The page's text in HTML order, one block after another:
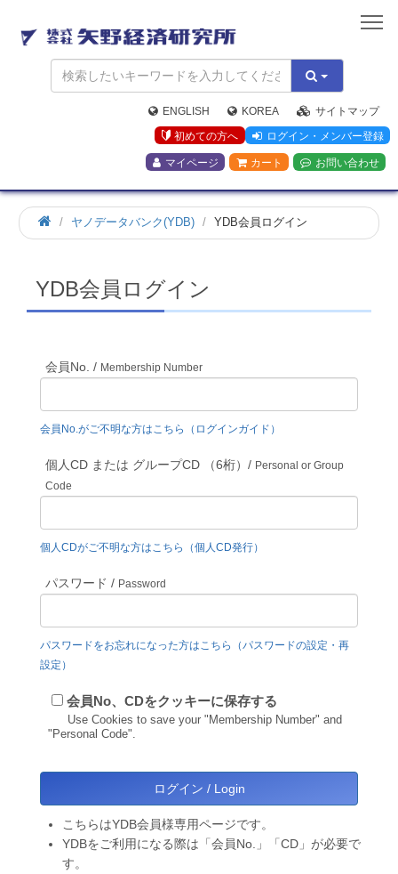
矢
野
経
済
研
究
所
ENGLISH KOREA
サイトマップ
初めての方へ
ログイン・メンバー登録
マイページ カート お問い合わせ
ホ
ー
ヤノデータバンク(YDB) YDB会員ログイン
YDB会員ログイン
会員No. / Membership Number
会員No.がご不明な方はこちら（ログインガイド）
個人CD または グループCD （6桁）/ Personal or Group
Code
個人CDがご不明な方はこちら（個人CD発行）
パスワード / Password
パスワードをお忘れになった方はこちら（パスワードの設定・再
設定）
会員No、CDをクッキーに保存する
Use Cookies to save your "Membership Number" and
"Personal Code".
こちらはYDB会員様専用ページです。
YDBをご利用になる際は「会員No.」「CD」が必要で
す。